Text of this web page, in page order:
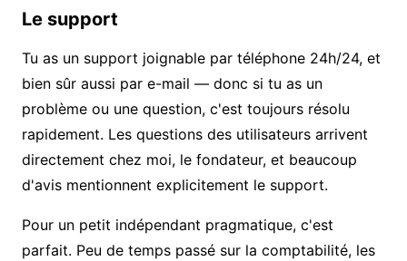
Le support
Tu as un support joignable par téléphone 24h/24, et
bien sûr aussi par e-mail — donc si tu as un
problème ou une question, c'est toujours résolu
rapidement. Les questions des utilisateurs arrivent
directement chez moi, le fondateur, et beaucoup
d'avis mentionnent explicitement le support.
Pour un petit indépendant pragmatique, c'est
parfait. Peu de temps passé sur la comptabilité, les